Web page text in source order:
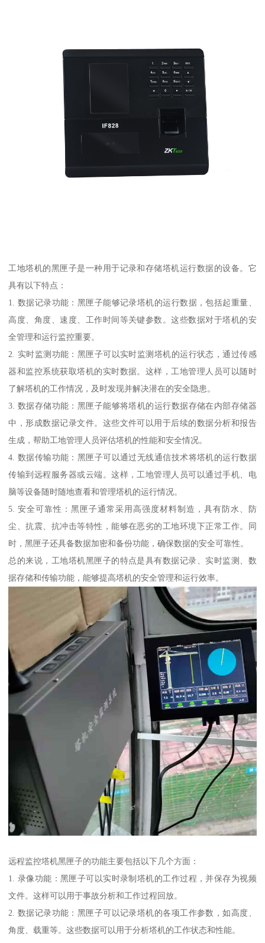
工地塔机的黑匣子是一种用于记录和存储塔机运行数据的设备。它
具有以下特点：
1. 数据记录功能：黑匣子能够记录塔机的运行数据，包括起重量、
高度、角度、速度、工作时间等关键参数。这些数据对于塔机的安
全管理和运行监控重要。
2. 实时监测功能：黑匣子可以实时监测塔机的运行状态，通过传感
器和监控系统获取塔机的实时数据。这样，工地管理人员可以随时
了解塔机的工作情况，及时发现并解决潜在的安全隐患。
3. 数据存储功能：黑匣子能够将塔机的运行数据存储在内部存储器
中，形成数据记录文件。这些文件可以用于后续的数据分析和报告
生成，帮助工地管理人员评估塔机的性能和安全情况。
4. 数据传输功能：黑匣子可以通过无线通信技术将塔机的运行数据
传输到远程服务器或云端。这样，工地管理人员可以通过手机、电
脑等设备随时随地查看和管理塔机的运行情况。
5. 安全可靠性：黑匣子通常采用高强度材料制造，具有防水、防
尘、抗震、抗冲击等特性，能够在恶劣的工地环境下正常工作。同
时，黑匣子还具备数据加密和备份功能，确保数据的安全可靠性。
总的来说，工地塔机黑匣子的特点是具有数据记录、实时监测、数
据存储和传输功能，能够提高塔机的安全管理和运行效率。
远程监控塔机黑匣子的功能主要包括以下几个方面：
1. 录像功能：黑匣子可以实时录制塔机的工作过程，并保存为视频
文件。这样可以用于事故分析和工作过程回放。
2. 数据记录功能：黑匣子可以记录塔机的各项工作参数，如高度、
角度、载重等。这些数据可以用于分析塔机的工作状态和性能。